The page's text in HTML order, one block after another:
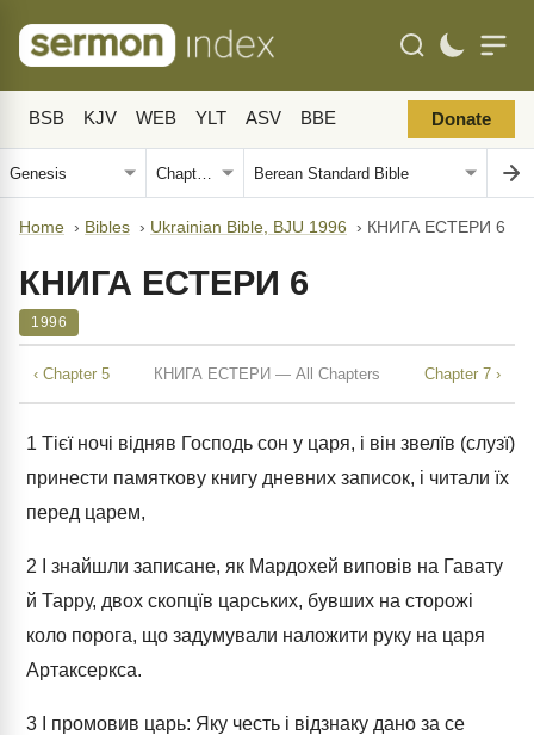
BSB KJV WEB YLT ASV BBE Donate
Home › Bibles › Ukrainian Bible, BJU 1996 › КНИГА ЕСТЕРИ 6
КНИГА ЕСТЕРИ 6
1996
‹ Chapter 5 КНИГА ЕСТЕРИ — All Chapters Chapter 7 ›
1 Тієї ночі відняв Господь сон у царя, і він звелїв (слузї)
принести памяткову книгу дневних записок, і читали їх
перед царем,
2 І знайшли записане, як Мардохей виповів на Гавату
й Тарру, двох скопцїв царських, бувших на сторожі
коло порога, що задумували наложити руку на царя
Артаксеркса.
3 І промовив царь: Яку честь і відзнаку дано за се